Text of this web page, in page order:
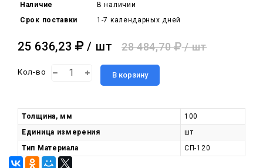
Наличие
В наличии
Срок поставки
1-7 календарных дней
25 636,23 / шт 28 484,70 / шт
Кол-во В корзину
Толщина, мм
100
Единица измерения
шт
Тип Материала
СП-120